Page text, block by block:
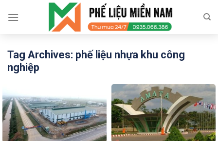
Tag Archives: phế liệu nhựa khu công
nghiệp